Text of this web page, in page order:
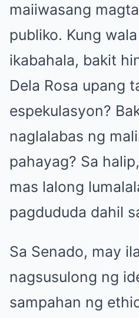
maiiwasang
publiko. Kung
ikabahala, bakit
Dela Rosa upang
espekulasyon?
naglalabas ng
pahayag? Sa
mas lalong
pagdududa dahil
Sa Senado, may
nagsusulong ng
sampahan ng